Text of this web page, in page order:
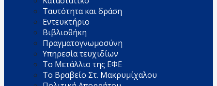
Ταυτότητα και δράση
Εντευκτήριο
Βιβλιοθήκη
Πραγματογνωμοσύνη
Υπηρεσία τευχιδίων
Το Μετάλλιο της ΕΦΕ
Το Βραβείο Στ. Μακρυμίχαλου